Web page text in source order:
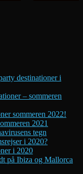
destinationer i
– sommeren
sommeren 2022!
2021
tegn
i 2020?
i 2020
på Ibiza og Mallorca